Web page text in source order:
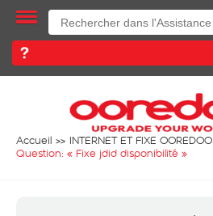
Accueil
INTERNET ET FIXE OOREDOO
Question: « Fixe jdid disponibilité »